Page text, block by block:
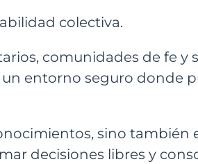
colectiva.
comunidades de fe
entorno seguro donde
sino también
decisiones libres y